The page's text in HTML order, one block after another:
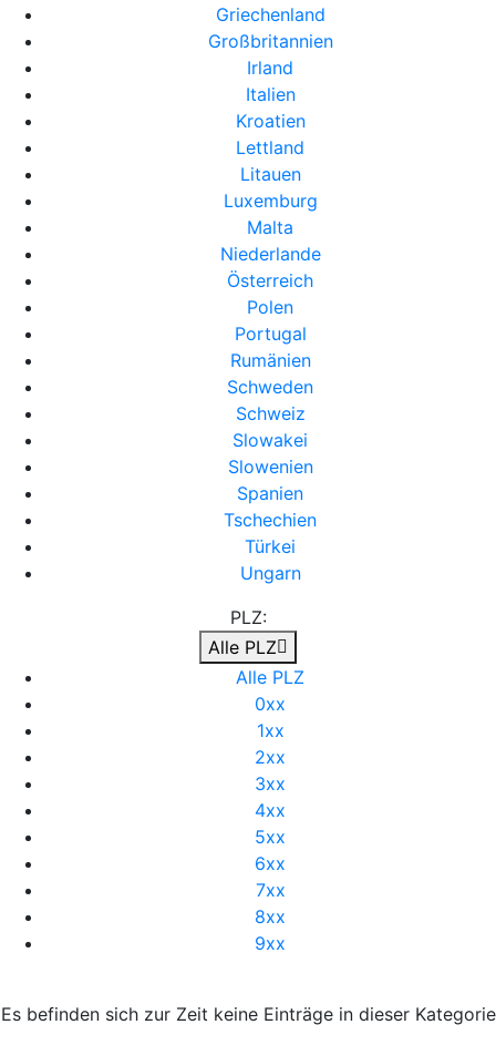
Griechenland
Großbritannien
Irland
Italien
Kroatien
Lettland
Litauen
Luxemburg
Malta
Niederlande
Österreich
Polen
Portugal
Rumänien
Schweden
Schweiz
Slowakei
Slowenien
Spanien
Tschechien
Türkei
Ungarn
PLZ:
Alle PLZ
Alle PLZ
0xx
1xx
2xx
3xx
4xx
5xx
6xx
7xx
8xx
9xx
Es befinden sich zur Zeit keine Einträge in dieser Kategorie